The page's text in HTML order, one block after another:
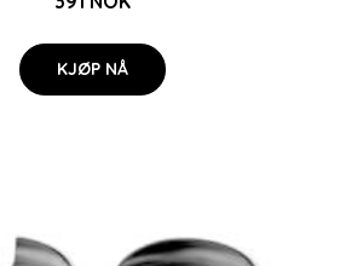
KJØP NÅ